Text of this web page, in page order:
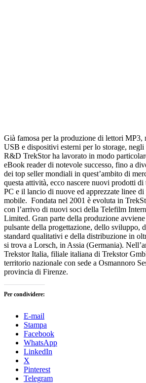
Già famosa per la produzione di lettori MP3,
USB e dispositivi esterni per lo storage,
R&D TrekStor ha lavorato in modo
eBook reader di notevole successo, fino a
dei top seller mondiali in quest’ambito di
questa attività, ecco nascere nuovi prodotti di
PC e il lancio di nuove ed apprezzate linee
mobile. Fondata nel 2001 è evoluta in
con l’arrivo di nuovi soci della Telefilm
Limited. Gran parte della produzione
pulsante della progettazione, dello sviluppo,
standard qualitativi e della distribuzione in
si trova a Lorsch, in Assia (Germania).
Trekstor Italia, filiale italiana di Trekstor
territorio nazionale con sede a Osmannoro
provincia di Firenze.
Per condividere:
E-mail
Stampa
Facebook
WhatsApp
LinkedIn
X
Pinterest
Telegram